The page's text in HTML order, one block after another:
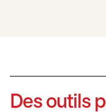
Des outils